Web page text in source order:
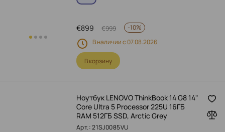
899
€ 999
€ -10%
В наличии с 07.08.2026
В корзину
Ноутбук LENOVO ThinkBook 14 G8 14"
Core Ultra 5 Processor 225U 16ГБ
RAM 512ГБ SSD, Arctic Grey
Арт.: 21SJ0085VU